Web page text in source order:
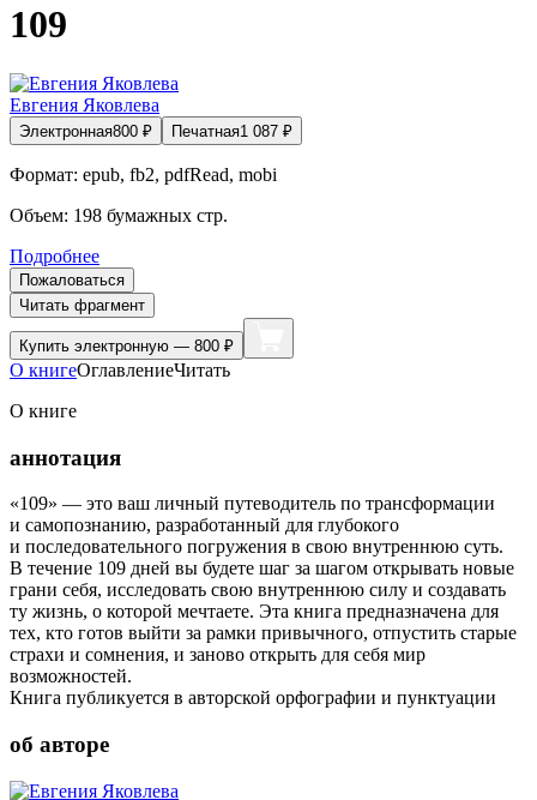
109
Евгения Яковлева
Электронная800 ₽ Печатная1 087 ₽
Формат: epub, fb2, pdfRead, mobi
Объем: 198 бумажных стр.
Подробнее
Пожаловаться
Читать фрагмент
Купить электронную — 800 ₽
О книгеОглавлениеЧитать
О книге
аннотация
«109» — это ваш личный путеводитель по трансформации
и самопознанию, разработанный для глубокого
и последовательного погружения в свою внутреннюю суть.
В течение 109 дней вы будете шаг за шагом открывать новые
грани себя, исследовать свою внутреннюю силу и создавать
ту жизнь, о которой мечтаете. Эта книга предназначена для
тех, кто готов выйти за рамки привычного, отпустить старые
страхи и сомнения, и заново открыть для себя мир
возможностей.
Книга публикуется в авторской орфографии и пунктуации
об авторе